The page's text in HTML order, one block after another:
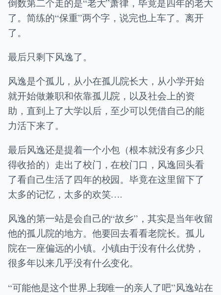
倒数第二个走的是“老大”萧律，毕竟是四年的老大
了。简练的“保重”两个字，说完也上车了。离开
了。
最后只剩下风逸了。
风逸是个孤儿，从小在孤儿院长大，从小学开始
就开始做兼职和依靠孤儿院，以及社会上的资
助，直到上了大学以后，至少可以凭借自己的能
力活下来了。
最后风逸还是提着一个小包（根本就没有多少只
得收拾的）走出了校门，在校门口，风逸回头看
了看自己生活了四年的校园。毕竟在这里留下了
太多的记忆，太多的欢笑….
风逸的第一站是会自己的“故乡”，其实是当年收留
他的孤儿院的地方。他要回去看看老院长。孤儿
院在一座偏远的小镇。小镇由于没有什么优势，
很多年以来几乎没有什么变化。
“可能他是这个世界上我唯一的亲人了吧”风逸站在